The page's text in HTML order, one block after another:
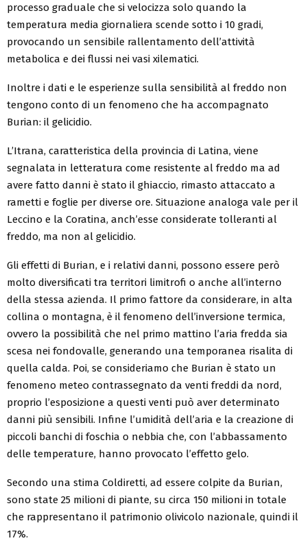
processo graduale che si velocizza solo quando la
temperatura media giornaliera scende sotto i 10 gradi,
provocando un sensibile rallentamento dell’attività
metabolica e dei flussi nei vasi xilematici.
Inoltre i dati e le esperienze sulla sensibilità al freddo non
tengono conto di un fenomeno che ha accompagnato
Burian: il gelicidio.
L’Itrana, caratteristica della provincia di Latina, viene
segnalata in letteratura come resistente al freddo ma ad
avere fatto danni è stato il ghiaccio, rimasto attaccato a
rametti e foglie per diverse ore. Situazione analoga vale per il
Leccino e la Coratina, anch’esse considerate tolleranti al
freddo, ma non al gelicidio.
Gli effetti di Burian, e i relativi danni, possono essere però
molto diversificati tra territori limitrofi o anche all’interno
della stessa azienda. Il primo fattore da considerare, in alta
collina o montagna, è il fenomeno dell’inversione termica,
ovvero la possibilità che nel primo mattino l’aria fredda sia
scesa nei fondovalle, generando una temporanea risalita di
quella calda. Poi, se consideriamo che Burian è stato un
fenomeno meteo contrassegnato da venti freddi da nord,
proprio l’esposizione a questi venti può aver determinato
danni più sensibili. Infine l’umidità dell’aria e la creazione di
piccoli banchi di foschia o nebbia che, con l’abbassamento
delle temperature, hanno provocato l’effetto gelo.
Secondo una stima Coldiretti, ad essere colpite da Burian,
sono state 25 milioni di piante, su circa 150 milioni in totale
che rappresentano il patrimonio olivicolo nazionale, quindi il
17%.